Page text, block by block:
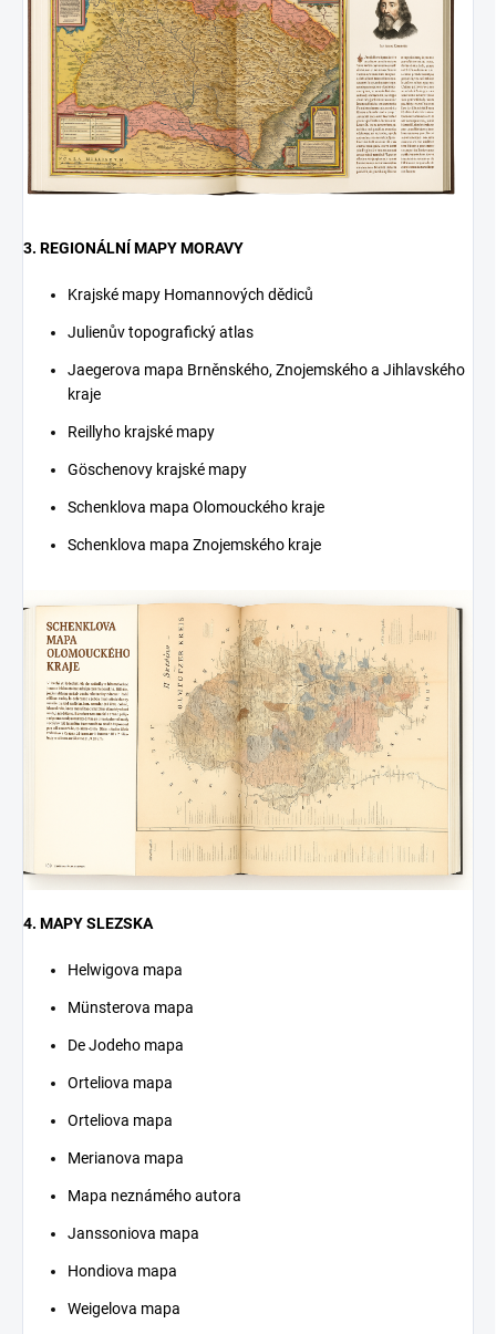
3. REGIONÁLNÍ MAPY MORAVY
Krajské mapy Homannových dědiců
Julienův topografický atlas
Jaegerova mapa Brněnského, Znojemského a Jihlavského
kraje
Reillyho krajské mapy
Göschenovy krajské mapy
Schenklova mapa Olomouckého kraje
Schenklova mapa Znojemského kraje
4. MAPY SLEZSKA
Helwigova mapa
Münsterova mapa
De Jodeho mapa
Orteliova mapa
Orteliova mapa
Merianova mapa
Mapa neznámého autora
Janssoniova mapa
Hondiova mapa
Weigelova mapa